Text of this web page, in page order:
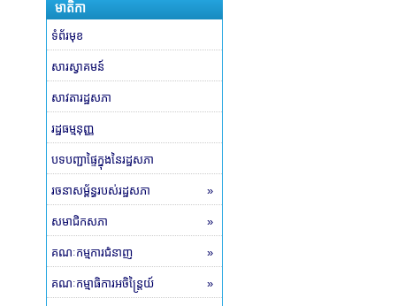
មាតិកា
ទំព័រមុខ
សារស្វាគមន៍
សាវតារដ្ឋសភា
រដ្ឋធម្មនុញ្ញ
បទបញ្ជាផ្ទៃក្នុងនៃរដ្ឋសភា
រចនាសម្ព័ន្ធរបស់រដ្ឋសភា »
សមាជិកសភា »
គណៈកម្មការជំនាញ »
គណៈកម្មាធិការអចិន្ត្រៃយ៍ »